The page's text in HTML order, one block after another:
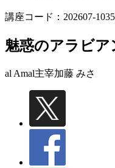
講座コード：202607-
魅惑のアラビア
al Amal主宰加藤 みさ